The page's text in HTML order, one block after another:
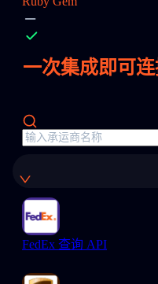
一次集成即可
FedEx 查询 API